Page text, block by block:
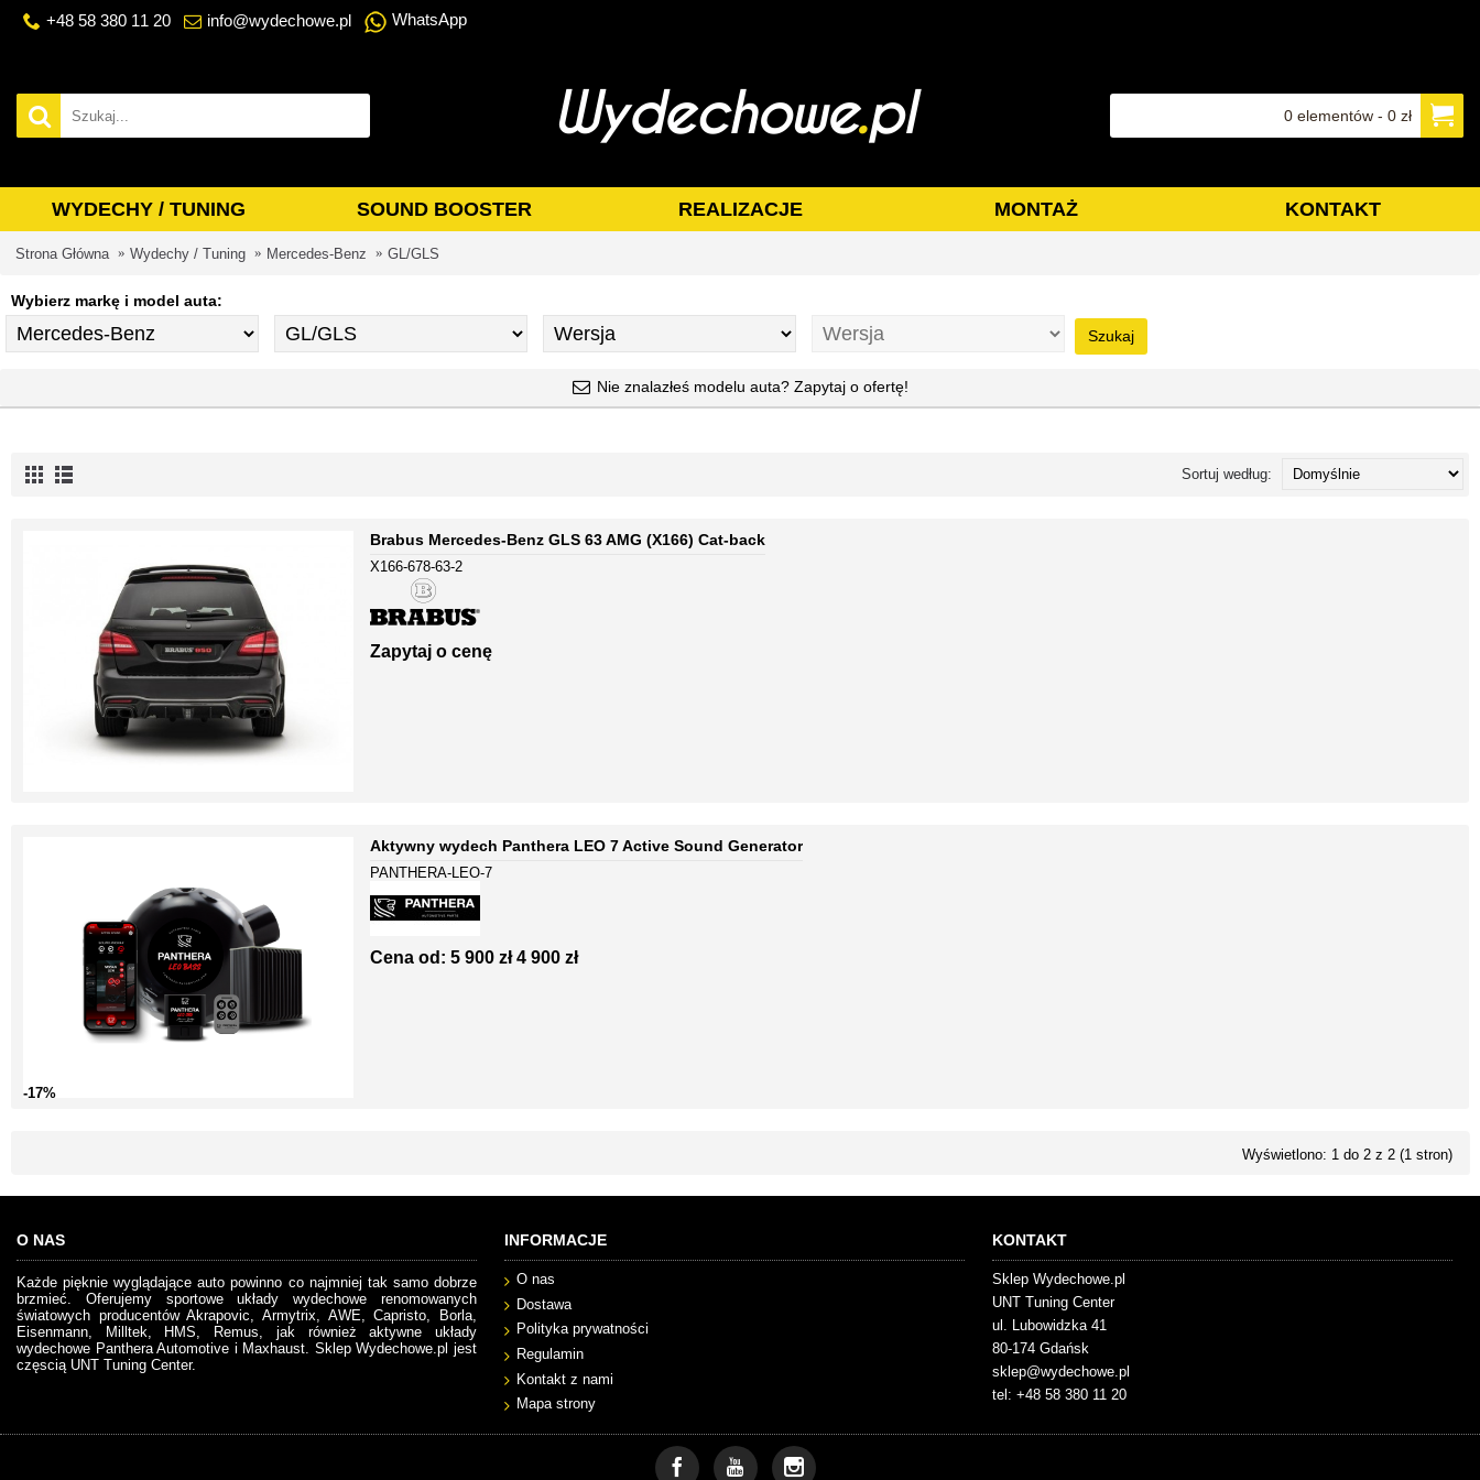
+48 58 380 11 20 info@wydechowe.pl WhatsApp
0 elementów - 0 zł
WYDECHY / TUNING SOUND BOOSTER REALIZACJE MONTAŻ KONTAKT
Strona Główna Wydechy / Tuning Mercedes-Benz GL/GLS
Wybierz markę i model auta:
Szukaj
Nie znalazłeś modelu auta? Zapytaj o ofertę!
Sortuj według:
Brabus Mercedes-Benz GLS 63 AMG (X166) Cat-back
X166-678-63-2
Zapytaj o cenę
-17%
Aktywny wydech Panthera LEO 7 Active Sound Generator
PANTHERA-LEO-7
Cena od: 5 900 zł 4 900 zł
Wyświetlono: 1 do 2 z 2 (1 stron)
O NAS
Każde pięknie wyglądające auto powinno co najmniej tak samo dobrze
brzmieć. Oferujemy sportowe układy wydechowe renomowanych
światowych producentów Akrapovic, Armytrix, AWE, Capristo, Borla,
Eisenmann, Milltek, HMS, Remus, jak również aktywne układy
wydechowe Panthera Automotive i Maxhaust. Sklep Wydechowe.pl jest
częscią UNT Tuning Center.
INFORMACJE
O nas
Dostawa
Polityka prywatności
Regulamin
Kontakt z nami
Mapa strony
KONTAKT
Sklep Wydechowe.pl
UNT Tuning Center
ul. Lubowidzka 41
80-174 Gdańsk
sklep@wydechowe.pl
tel: +48 58 380 11 20